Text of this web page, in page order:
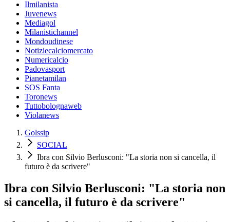
Ilmilanista
Juvenews
Mediagol
Milanistichannel
Mondoudinese
Notiziecalciomercato
Numericalcio
Padovasport
Pianetamilan
SOS Fanta
Toronews
Tuttobolognaweb
Violanews
Golssip
SOCIAL
Ibra con Silvio Berlusconi: "La storia non si cancella, il
futuro è da scrivere"
Ibra con Silvio Berlusconi: "La storia non
si cancella, il futuro è da scrivere"